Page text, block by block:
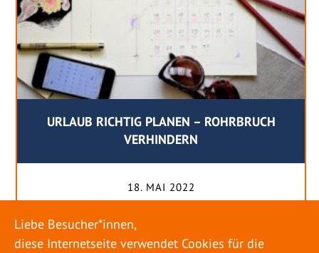
URLAUB RICHTIG PLANEN – ROHRBRUCH
VERHINDERN
18. MAI 2022
genießen ihren Urlaub. Dabei zieht es die Einen
weiter weg, die Anderen bleiben dann doch
Liebe Besucher*innen,
diese Internetseite verwendet Cookies für die